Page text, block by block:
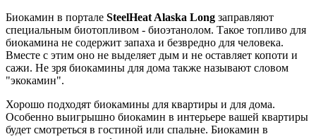
Биокамин в портале SteelHeat Alaska Long заправляют
специальным биотопливом - биоэтанолом. Такое топливо для
биокамина не содержит запаха и безвредно для человека.
Вместе с этим оно не выделяет дым и не оставляет копоти и
сажи. Не зря биокамины для дома также называют словом
"экокамин".
Хорошо подходят биокамины для квартиры и для дома.
Особенно выигрышно биокамин в интерьере вашей квартиры
будет смотреться в гостиной или спальне. Биокамин в